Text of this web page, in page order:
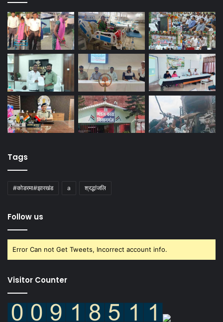
Tags
#कोडरमा#झारखंड a श्रद्धांजलि
Follow us
Error Can not Get Tweets, Incorrect account info.
Visitor Counter